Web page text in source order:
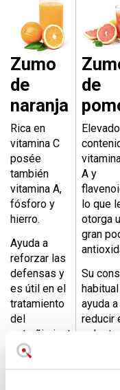
Zumo
de
naranja
Rica en
vitamina C
posée
también
vitamina A,
fósforo y
hierro.
Ayuda a
reforzar las
defensas y
es útil en el
tratamiento
del
estreñimiento.
de
Elevado
A y
lo que
otorga
gran
Su
habitual
ayuda a
reducir